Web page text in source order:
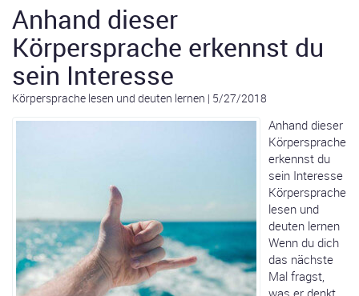
Anhand dieser
Körpersprache erkennst du
sein Interesse
Körpersprache lesen und deuten lernen | 5/27/2018
Anhand dieser
Körpersprache
erkennst du
sein Interesse
Körpersprache
lesen und
deuten lernen
Wenn du dich
das nächste
Mal fragst,